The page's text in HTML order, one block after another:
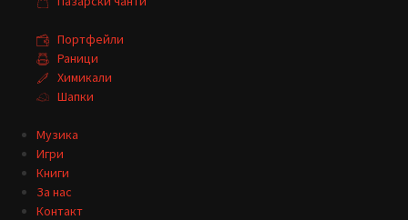
Портфейли
Раници
Химикали
Шапки
Музика
Игри
Книги
За нас
Контакт